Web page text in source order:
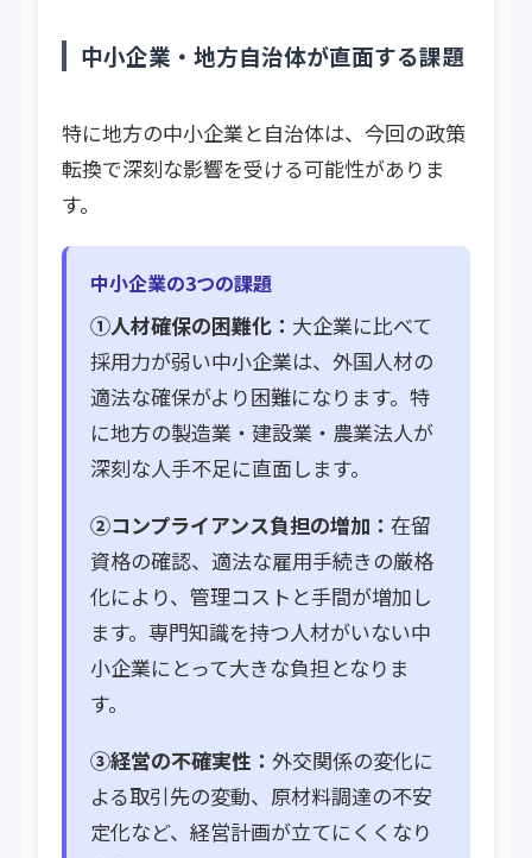
中小企業・地方自治体が直面する課題
特に地方の中小企業と自治体は、今回の政策
転換で深刻な影響を受ける可能性がありま
す。
中小企業の3つの課題
①人材確保の困難化： 大企業に比べて
採用力が弱い中小企業は、外国人材の
適法な確保がより困難になります。特
に地方の製造業・建設業・農業法人が
深刻な人手不足に直面します。
②コンプライアンス負担の増加：在留
資格の確認、適法な雇用手続きの厳格
化により、管理コストと手間が増加し
ます。専門知識を持つ人材がいない中
小企業にとって大きな負担となりま
す。
③経営の不確実性：外交関係の変化に
よる取引先の変動、原材料調達の不安
定化など、経営計画が立てにくくなり